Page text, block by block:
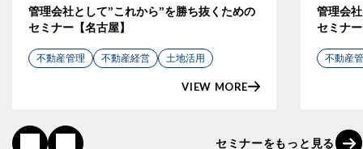
管理会社として”これから”を勝ち抜くための
セミナー【名古屋】
不動産管理 不動産経営 土地活用
VIEW MORE
管理会
セミナ
不動産
セ ミナーをも っ と 見る